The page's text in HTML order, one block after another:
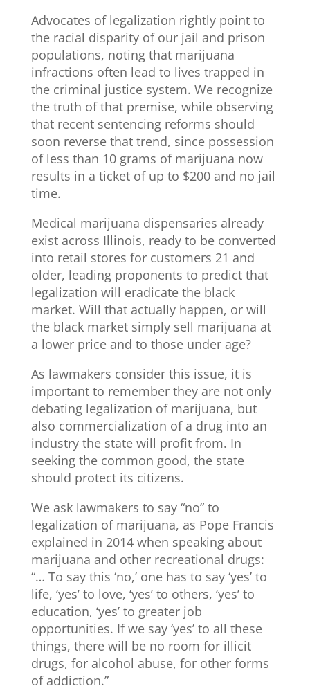
Advocates of legalization rightly point to
the racial disparity of our jail and prison
populations, noting that marijuana
infractions often lead to lives trapped in
the criminal justice system. We recognize
the truth of that premise, while observing
that recent sentencing reforms should
soon reverse that trend, since possession
of less than 10 grams of marijuana now
results in a ticket of up to $200 and no jail
time.
Medical marijuana dispensaries already
exist across Illinois, ready to be converted
into retail stores for customers 21 and
older, leading proponents to predict that
legalization will eradicate the black
market. Will that actually happen, or will
the black market simply sell marijuana at
a lower price and to those under age?
As lawmakers consider this issue, it is
important to remember they are not only
debating legalization of marijuana, but
also commercialization of a drug into an
industry the state will profit from. In
seeking the common good, the state
should protect its citizens.
We ask lawmakers to say “no” to
legalization of marijuana, as Pope Francis
explained in 2014 when speaking about
marijuana and other recreational drugs:
“… To say this ‘no,’ one has to say ‘yes’ to
life, ‘yes’ to love, ‘yes’ to others, ‘yes’ to
education, ‘yes’ to greater job
opportunities. If we say ‘yes’ to all these
things, there will be no room for illicit
drugs, for alcohol abuse, for other forms
of addiction.”